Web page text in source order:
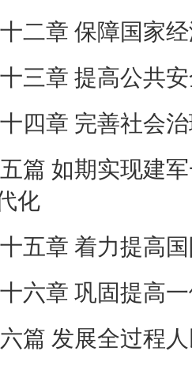
二章 保障国家
三章 提高公共
四章 完善社会
篇 如期实现建
化
五章 着力提高
六章 巩固提高
篇 发展全过程